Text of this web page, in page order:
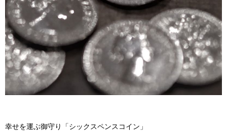
幸せを運ぶ御守り「シックスペンスコイン」